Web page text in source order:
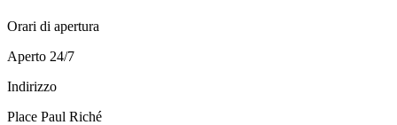
Orari di apertura
Aperto 24/7
Indirizzo
Place Paul Riché